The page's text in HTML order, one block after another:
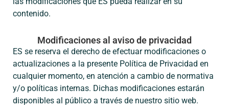
contenido.
Modificaciones al aviso de privacidad
ES se reserva el derecho de efectuar modificaciones o
actualizaciones a la presente Política de Privacidad en
cualquier momento, en atención a cambio de normativa
y/o políticas internas. Dichas modificaciones estarán
disponibles al público a través de nuestro sitio web.